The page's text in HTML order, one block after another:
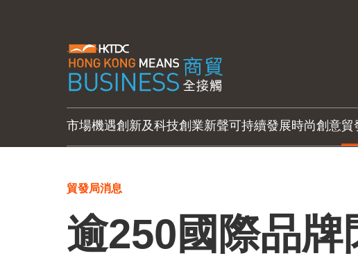
市場機遇創新及科技創業新聲可持續發展時尚創意貿
貿發局消息
逾250國際品牌